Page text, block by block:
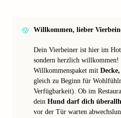
Willkommen, lieber
Dein Vierbeiner ist hier im
sondern herzlich
Willkommenspaket mit
gleich zu Beginn für
Verfügbarkeit). Ob im
dein Hund darf dich
vor der Tür warten